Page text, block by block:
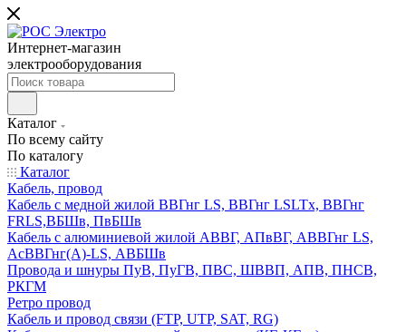
Интернет-магазин
электрооборудования
Каталог
По всему сайту
По каталогу
Каталог
Кабель, провод
Кабель с медной жилой ВВГнг LS, ВВГнг LSLTx, ВВГнг
FRLS,ВБШв, ПвБШв
Кабель с алюминиевой жилой АВВГ, АПвВГ, АВВГнг LS,
АсВВГнг(А)-LS, АВБШв
Провода и шнуры ПуВ, ПуГВ, ПВС, ШВВП, АПВ, ПНСВ,
РКГМ
Ретро провод
Кабель и провод связи (FTP, UTP, SAT, RG)